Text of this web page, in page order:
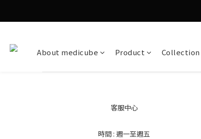
About medicube Product Collection
客服中心
時間 : 週一至週五